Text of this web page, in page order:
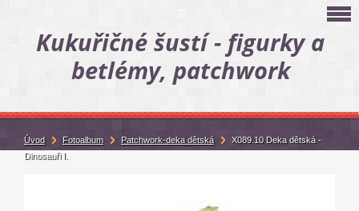
Kukuřičné šustí - figurky a
betlémy, patchwork
Úvod Fotoalbum Patchwork-deka dětská
X089.10 Deka dětská -
Dinosauři I.